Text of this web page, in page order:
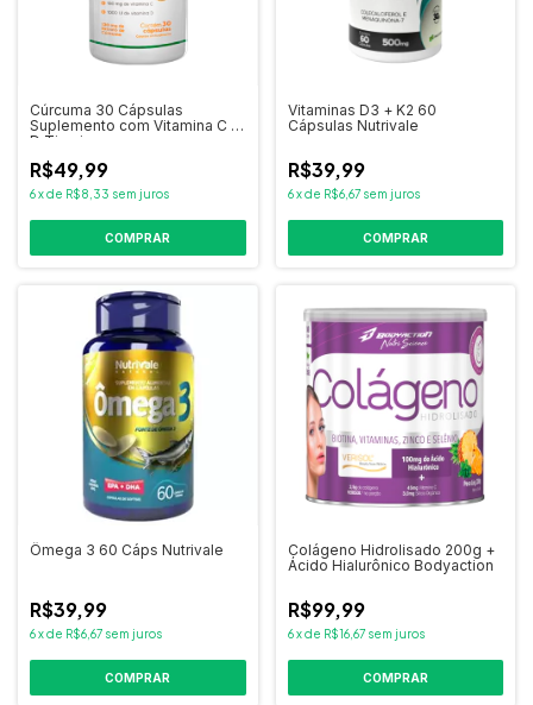
Cúrcuma 30 Cápsulas
Suplemento com Vitamina C e
D Tiaraju
R$49,99
6xde R$8,33 sem juros
COMPRAR
Vitaminas D3 + K2 60
Cápsulas Nutrivale
R$39,99
6 xde R$6,67 sem juros
COMPRAR
Ômega 3 60 Cáps Nutrivale
R$39,99
6xde R$6,67 sem juros
Colágeno Hidrolisado 200g +
Ácido Hialurônico Bodyaction
R$99,99
6 xde R$16,67 sem juros
COMPRAR